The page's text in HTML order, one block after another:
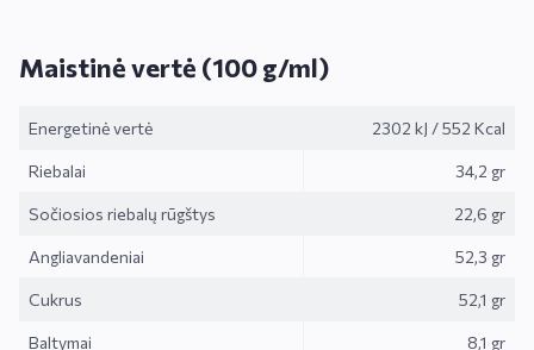
Maistinė vertė (100 g/ml)
Energetinė vertė 2302 kJ /552 Kcal
Riebalai 34,2 gr
Sočiosios riebalų rūgštys 22,6 gr
Angliavandeniai 52,3 gr
Cukrus 52,1 gr
Baltymai 8,1 gr